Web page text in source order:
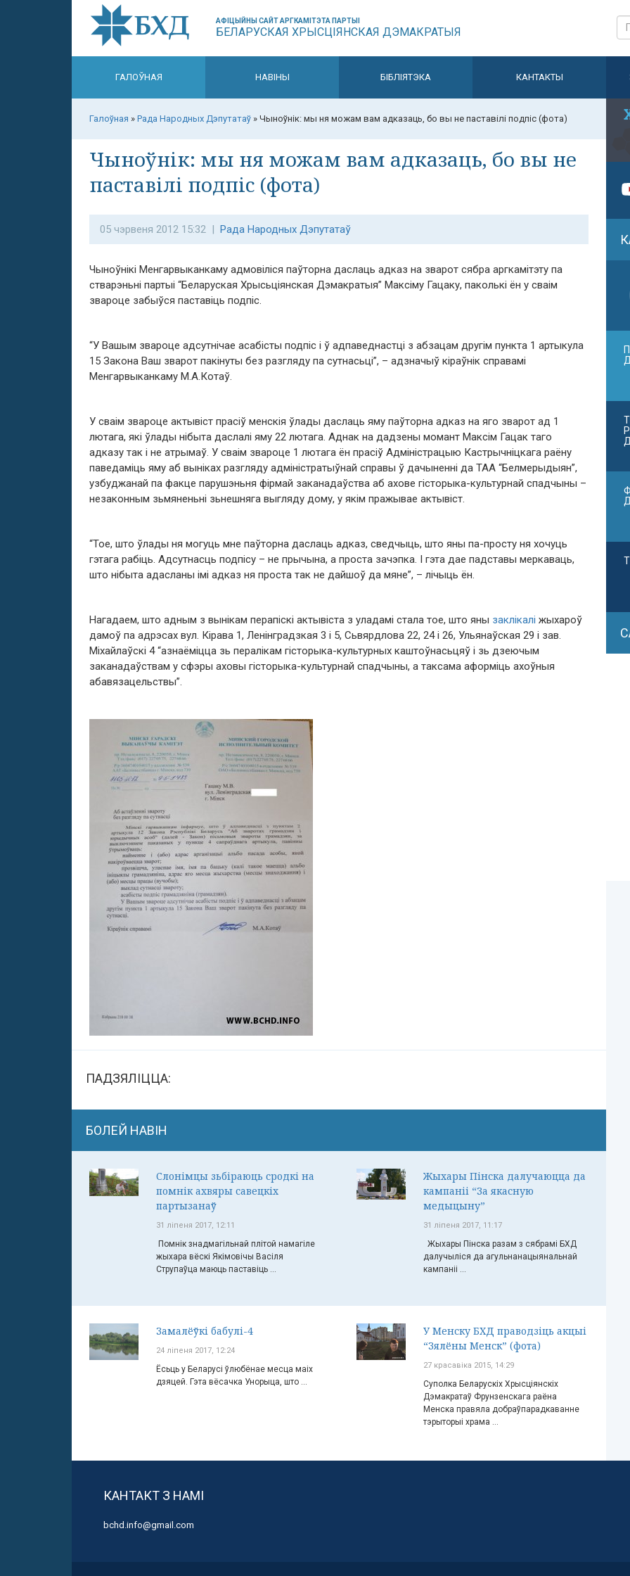
АФІЦЫЙНЫ САЙТ АРГКАМІТЭТА ПАРТЫІ
БЕЛАРУСКАЯ ХРЫСЦІЯНСКАЯ ДЭМАКРАТЫЯ
ГАЛОЎНАЯ НАВІНЫ БІБЛІЯТЭКА КАНТАКТЫ
Галоўная » Рада Народных Дэпутатаў » Чыноўнік: мы ня можам вам адказаць, бо вы не паставілі подпіс (фота)
Чыноўнік: мы ня можам вам адказаць, бо вы не
паставілі подпіс (фота)
05 чэрвеня 2012 15:32 | Рада Народных Дэпутатаў
Чыноўнікі Менгарвыканкаму адмовіліся паўторна даслаць адказ на зварот сябра аргкамітэту па
стварэньні партыі “Беларуская Хрысьціянская Дэмакратыя” Максіму Гацаку, паколькі ён у сваім
звароце забыўся паставіць подпіс.
“У Вашым звароце адсутнічае асабісты подпіс і ў адпаведнастці з абзацам другім пункта 1 артыкула
15 Закона Ваш зварот пакінуты без разгляду па сутнасьці”, – адзначыў кіраўнік справамі
Менгарвыканкаму М.А.Котаў.
У сваім звароце актывіст прасіў менскія ўлады даслаць яму паўторна адказ на яго зварот ад 1
лютага, які ўлады нібыта даслалі яму 22 лютага. Аднак на дадзены момант Максім Гацак таго
адказу так і не атрымаў. У сваім звароце 1 лютага ён прасіў Адміністрацыю Кастрычніцкага раёну
паведаміць яму аб выніках разгляду адміністратыўнай справы ў дачыненні да ТАА “Белмерыдыян”,
узбуджанай па факце парушэньня фірмай заканадаўства аб ахове гісторыка-культурнай спадчыны –
незаконным зьмяненьні зьнешняга выгляду дому, у якім пражывае актывіст.
“Тое, што ўлады ня могуць мне паўторна даслаць адказ, сведчыць, што яны па-просту ня хочуць
гэтага рабіць. Адсутнасць подпісу – не прычына, а проста зачэпка. І гэта дае падставы меркаваць,
што нібыта адасланы імі адказ ня проста так не дайшоў да мяне”, – лічыць ён.
Нагадаем, што адным з вынікам перапіскі актывіста з уладамі стала тое, што яны заклікалі жыхароў
дамоў па адрэсах вул. Кірава 1, Ленінградзкая 3 і 5, Сьвярдлова 22, 24 і 26, Ульянаўская 29 і зав.
Міхайлаўскі 4 “азнаёміцца зь пералікам гісторыка-культурных каштоўнасьцяў і зь дзеючым
заканадаўствам у сфэры аховы гісторыка-культурнай спадчыны, а таксама аформіць ахоўныя
абавязацельствы”.
ПАДЗЯЛІЦЦА:
БОЛЕЙ НАВІН
Слонімцы зьбіраюць сродкі на
помнік ахвяры савецкіх
партызанаў
31 ліпеня 2017, 12:11
Помнік знадмагільнай плітой намагіле
жыхара вёскі Якімовічы Васіля
Струпаўца маюць паставіць ...
Жыхары Пінска далучаюцца да
кампаніі “За якасную
медыцыну”
31 ліпеня 2017, 11:17
Жыхары Пінска разам з сябрамі БХД
далучыліся да агульнанацыянальнай
кампаніі ...
Замалёўкі бабулі-4
24 ліпеня 2017, 12:24
Ёсьць у Беларусі ўлюбёнае месца маіх
дзяцей. Гэта вёсачка Унорыца, што ...
У Менску БХД праводзіць акцыі
“Зялёны Менск” (фота)
27 красавіка 2015, 14:29
Суполка Беларускіх Хрысціянскіх
Дэмакратаў Фрунзенскага раёна
Менска правяла добраўпарадкаванне
тэрыторыі храма ...
КАНТАКТ З НАМІ
bchd.info@gmail.com